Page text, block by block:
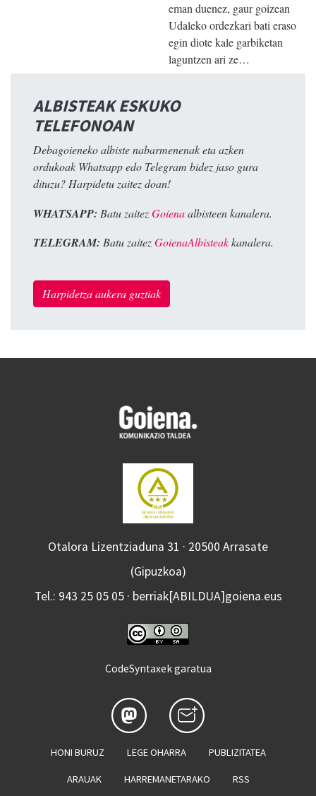
eman duenez, gaur goizean
Udaleko ordezkari bati eraso
egin diote kale garbiketan
laguntzen ari ze…
ALBISTEAK ESKUKO
TELEFONOAN
Debagoieneko albiste nabarmenenak eta azken
ordukoak Whatsapp edo Telegram bidez jaso gura
dituzu? Harpidetu zaitez doan!
WHATSAPP: Batu zaitezGoienaalbisteen kanalera.
TELEGRAM: Batu zaitezGoienaAlbisteakkanalera.
Harpidetza aukera guztiak
Otalora Lizentziaduna 31 · 20500 Arrasate
(Gipuzkoa)
Tel.: 943 25 05 05 · berriak[ABILDUA]goiena.eus
CodeSyntaxek garatua
HONI BURUZ LEGE OHARRA PUBLIZITATEA
ARAUAK HARREMANETARAKO RSS